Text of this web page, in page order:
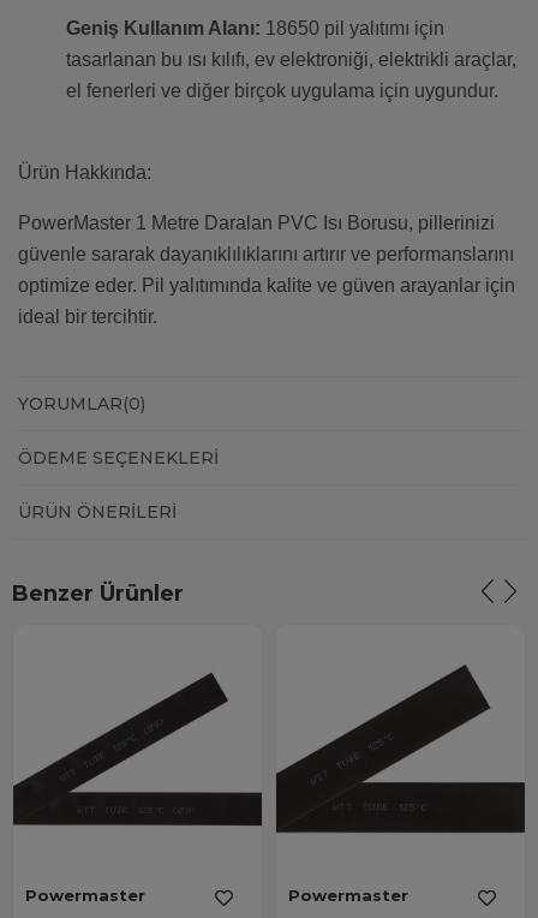
Geniş Kullanım Alanı: 18650 pil yalıtımı için
tasarlanan bu ısı kılıfı, ev elektroniği, elektrikli araçlar,
el fenerleri ve diğer birçok uygulama için uygundur.
Ürün Hakkında:
PowerMaster 1 Metre Daralan PVC Isı Borusu, pillerinizi
güvenle sararak dayanıklılıklarını artırır ve performanslarını
optimize eder. Pil yalıtımında kalite ve güven arayanlar için
ideal bir tercihtir.
YORUMLAR(0)
ÖDEME SEÇENEKLERI
ÜRÜN ÖNERILERI
Benzer Ürünler
Powermaster Powermaster